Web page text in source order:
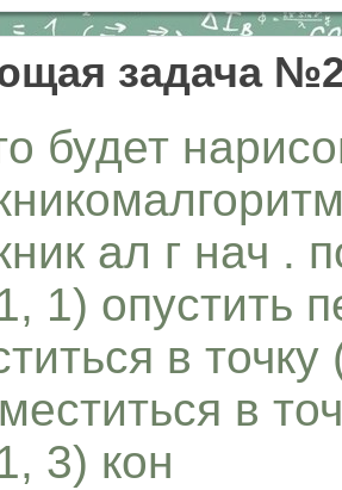
задача
будет
ал г нач .
1) опустить
в
в
3) кон